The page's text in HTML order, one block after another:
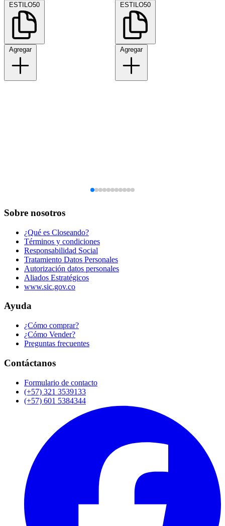
ESTILO50
Agregar
ESTILO50
Agregar
Sobre nosotros
¿Qué es Closeando?
Términos y condiciones
Responsabilidad Social
Tratamiento Datos Personales
Autorización datos personales
Aliados Estratégicos
www.sic.gov.co
Ayuda
¿Cómo comprar?
¿Cómo Vender?
Preguntas frecuentes
Contáctanos
Formulario de contacto
(+57) 321 3539133
(+57) 601 5384344